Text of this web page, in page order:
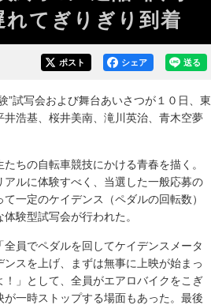
てぎりぎり到着
送る
シェア
ポスト
試写会および舞台あいさつが１０日、東
浩基、桜井美南、滝川英治、青木空夢
ちの自転車競技にかける青春を描く。
ルに体験すべく、当選した一般応募の
一定のケイデンス（ペダルの回転数）
験型試写会が行われた。
員でペダルを回してケイデンスメータ
スを上げ、まずは無事に上映が始まっ
」として、全員がエアロバイクをこぎ
一時ストップする場面もあった。最後